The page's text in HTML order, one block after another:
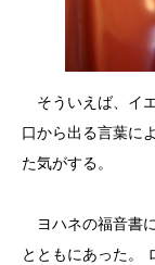
そういえば、イ
口から出る言葉に
た気がする。
ヨハネの福音書
とともにあった。